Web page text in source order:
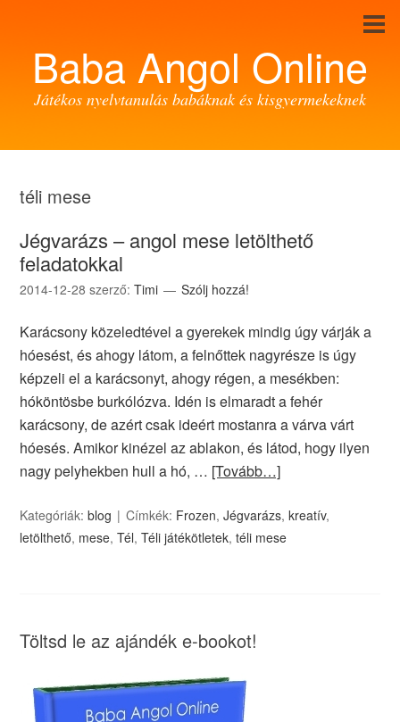
Baba Angol Online
Játékos nyelvtanulás babáknak és kisgyermekeknek
téli mese
Jégvarázs – angol mese letölthető
feladatokkal
2014-12-28 szerző:Timi Szólj hozzá!
Karácsony közeledtével a gyerekek mindig úgy várják a
hóesést, és ahogy látom, a felnőttek nagyrésze is úgy
képzeli el a karácsonyt, ahogy régen, a mesékben:
hóköntösbe burkólózva. Idén is elmaradt a fehér
karácsony, de azért csak ideért mostanra a várva várt
hóesés. Amikor kinézel az ablakon, és látod, hogy ilyen
nagy pelyhekben hull a hó, … [Tovább…]
Kategóriák:blog Címkék: Frozen,Jégvarázs,kreatív,
letölthető, mese,Tél,Téli játékötletek,téli mese
Töltsd le az ajándék e-bookot!